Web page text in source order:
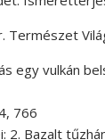
Természet
egy vulkán
766
2. Bazalt